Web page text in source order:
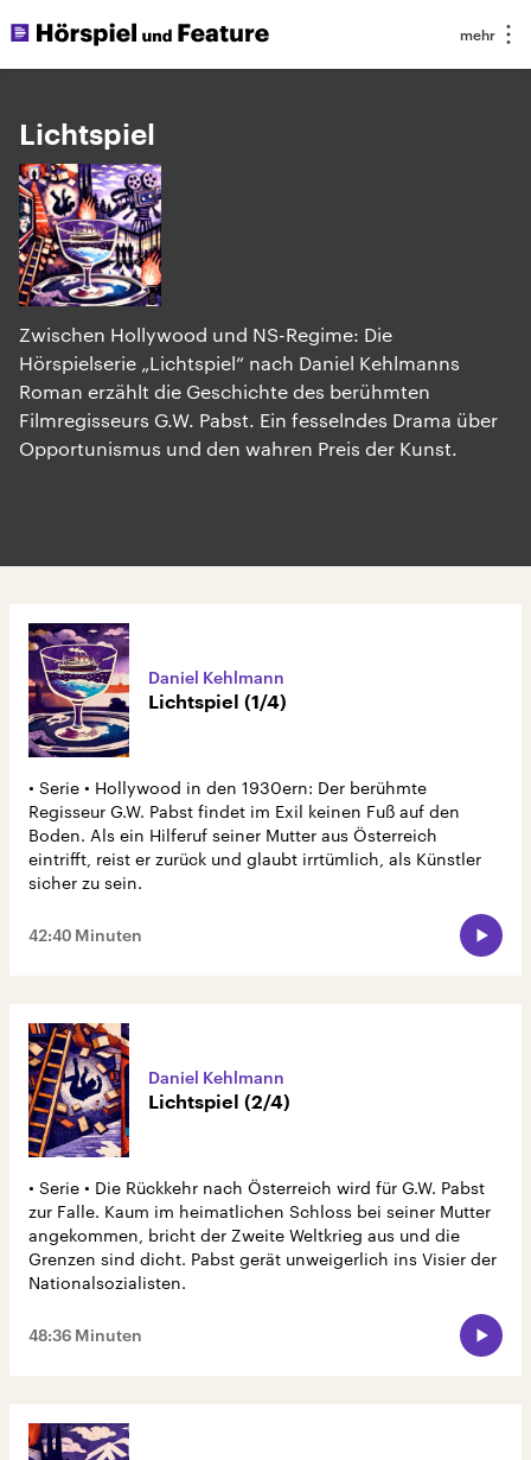
Lichtspiel
Zwischen Hollywood und NS-Regime: Die
Hörspielserie „Lichtspiel“ nach Daniel Kehlmanns
Roman erzählt die Geschichte des berühmten
Filmregisseurs G.W. Pabst. Ein fesselndes Drama über
Opportunismus und den wahren Preis der Kunst.
Daniel Kehlmann
Lichtspiel (1/4)
• Serie • Hollywood in den 1930ern: Der berühmte
Regisseur G.W. Pabst findet im Exil keinen Fuß auf den
Boden. Als ein Hilferuf seiner Mutter aus Österreich
eintrifft, reist er zurück und glaubt irrtümlich, als Künstler
sicher zu sein.
42:40 Minuten
Daniel Kehlmann
Lichtspiel (2/4)
• Serie • Die Rückkehr nach Österreich wird für G.W. Pabst
zur Falle. Kaum im heimatlichen Schloss bei seiner Mutter
angekommen, bricht der Zweite Weltkrieg aus und die
Grenzen sind dicht. Pabst gerät unweigerlich ins Visier der
Nationalsozialisten.
48:36 Minuten